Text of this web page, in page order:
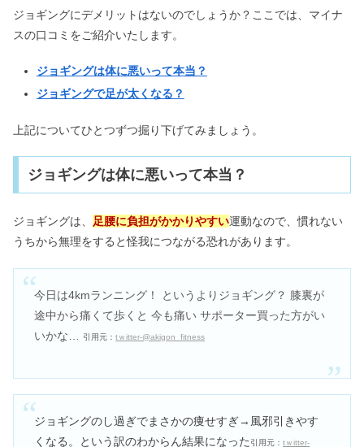
ジョギングにデメリットはないのでしょうか？ここでは、マイナ
スの口コミをご紹介いたします。
ジョギングは体に悪いって本当？
ジョギングで足が太くなる？
上記についてひとつずつ掘り下げてみましょう。
ジョギングは体に悪いって本当？
ジョギングは、 足腰に負担がかかりやすい運動なので、慣れない
うちから無理をすると怪我につながる恐れがあります。
今日は4kmランニング！ というよりジョギング？ 膝裏が
途中から痛くて歩くと 今も痛い サポーター買った方がい
いかな…
引用元：tｗitter-@akigon_fitness
ジョギングのし過ぎでまさかの痩せすぎ→風邪引きやす
くなる。という訳のわからん結果になった 引用元：tｗitter-